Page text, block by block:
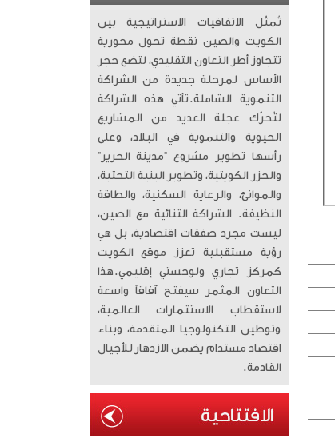
تُمثّل الاتفاقيات الاستراتيجية بين
الكويت والصين نقطة تحول محورية
تتجاوز أطر التعاون التقليدي، لتضع حجر
الأساس لمرحلة جديدة من الشراكة
التنموية الشاملة. ​تأتي هذه الشراكة
لتُحرّك عجلة العديد من المشاريع
الحيوية والتنموية في البلاد، وعلى
رأسها تطوير مشروع “مدينة الحرير”
والجزر الكويتية، وتطوير البنية التحتية،
والموانئ، والرعاية السكنية، والطاقة
النظيفة. الشراكة الثنائية مع الصين،
ليست مجرد صفقات اقتصادية، بل هي
رؤية مستقبلية تعزز موقع الكويت
كمركز تجاري ولوجستي إقليمي. ​هذا
التعاون المثمر سيفتح آفاقاً واسعة
لاستقطاب الاستثمارات العالمية،
وتوطين التكنولوجيا المتقدمة، وبناء
اقتصاد مستدام يضمن الازدهار للأجيال
القادمة.